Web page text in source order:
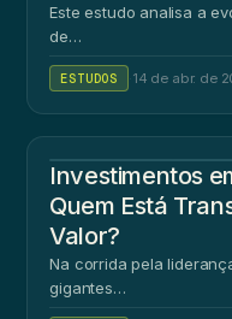
Este estudo analisa a
de…
ESTUDOS 14 de abr. de
Investimentos
Quem Está
Valor?
Na corrida pela
gigantes…